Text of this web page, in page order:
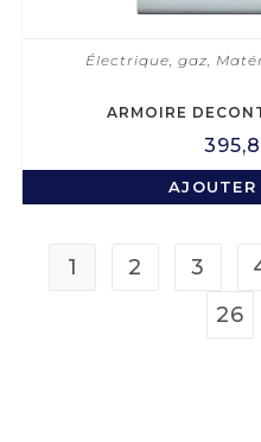
Électrique, gaz,
ARMOIRE
AJOUTER
1 2 3
26